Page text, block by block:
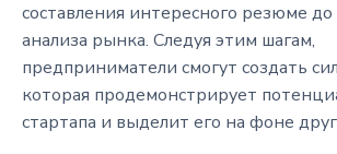
составления интересного резюме до
анализа рынка. Следуя этим шагам,
предприниматели смогут создать
которая продемонстрирует
стартапа и выделит его на фоне